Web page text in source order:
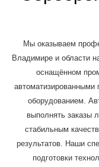
Мы оказываем
Владимире и области
оснащённом
оборудованием.
выполнять заказы
стабильным
результатов. Наши
подготовки